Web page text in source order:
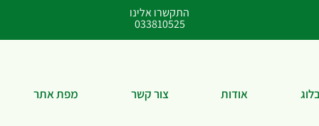
התקשרו אלינו
033810525
אודות צור קשר מפת אתר